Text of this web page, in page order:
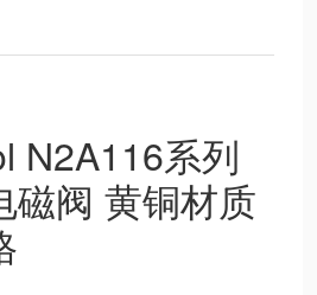
N2A116系列
磁阀 黄铜材质